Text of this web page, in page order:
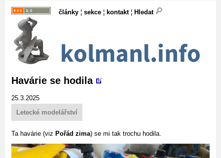
články ¦ sekce ¦ kontakt¦ Hledat
Havárie se hodila
25.3.2025
Letecké modelářství
Ta havárie (viz Pořád zima) se mi tak trochu hodila.